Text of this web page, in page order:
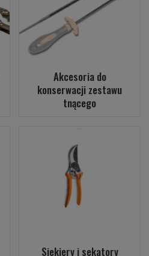
Akcesoria do
konserwacji zestawu
tnącego
Siekiery i sekatory